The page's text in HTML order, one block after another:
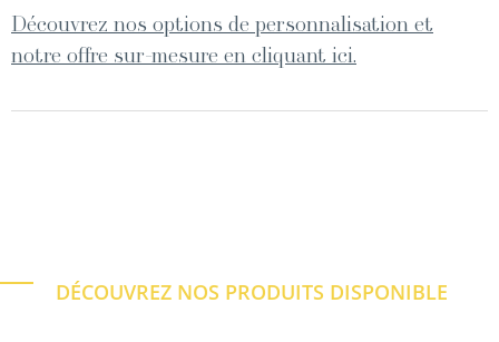
Découvrez nos options de personnalisation et
notre offre sur-mesure en cliquant ici.
DÉCOUVREZ NOS PRODUITS DISPONIBLE